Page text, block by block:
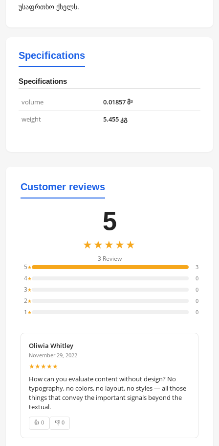
უსაფრთხო ქსელს.
Specifications
Specifications
volume
0.01857 მ³
weight
5.455 კგ
Customer reviews
5
★★★★★
3 Review
5★ 3
4★ 0
3★ 0
2★ 0
1 ★ 0
Oliwia Whitley
November 29, 2022
★★★★★
How can you evaluate content without design? No
typography, no colors, no layout, no styles — all those
things that convey the important signals beyond the
textual.
👍 0 👎 0